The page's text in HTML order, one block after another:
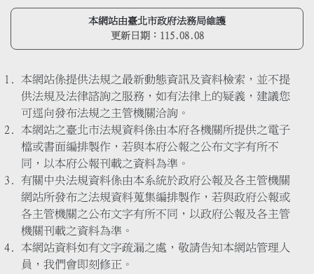
本網站由臺北市政府法務局維護
更新日期： 115.08.08
本網站係提供法規之最新動態資訊及資料檢索，並不提
供法規及法律諮詢之服務，如有法律上的疑義，建議您
可逕向發布法規之主管機關洽詢。
本網站之臺北市法規資料係由本府各機關所提供之電子
檔或書面編排製作，若與本府公報之公布文字有所不
同，以本府公報刊載之資料為準。
有關中央法規資料係由本系統於政府公報及各主管機關
網站所發布之法規資料蒐集編排製作，若與政府公報或
各主管機關之公布文字有所不同，以政府公報及各主管
機關刊載之資料為準。
本網站資料如有文字疏漏之處，敬請告知本網站管理人
員，我們會即刻修正。